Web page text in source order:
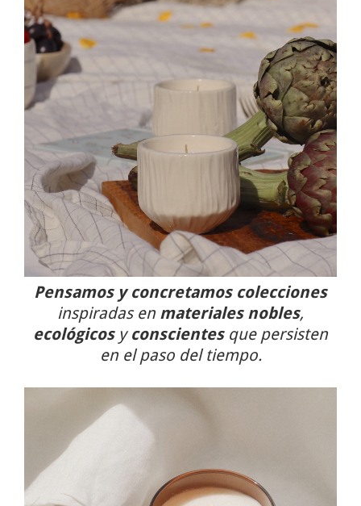
Pensamos y concretamos colecciones
inspiradas en materiales nobles,
ecológicosy conscientesque persisten
en el paso del tiempo.